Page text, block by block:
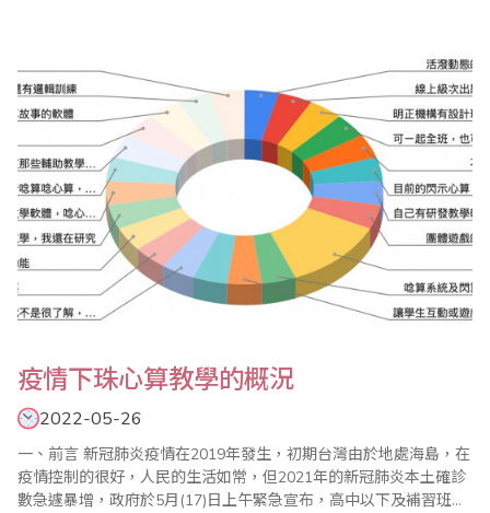
疫情下珠心算教學的概況
2022-05-26
一、前言 新冠肺炎疫情在2019年發生，初期台灣由於地處海島，在
疫情控制的很好，人民的生活如常，但2021年的新冠肺炎本土確診
數急遽暴增，政府於5月(17)日上午緊急宣布，高中以下及補習班、